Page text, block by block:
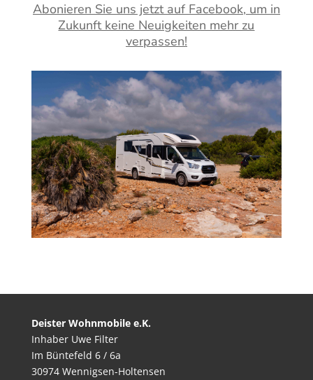
Abonieren Sie uns jetzt auf Facebook, um in
Zukunft keine Neuigkeiten mehr zu
verpassen!
Deister Wohnmobile e.K.
Inhaber Uwe Filter
Im Büntefeld 6 / 6a
30974 Wennigsen-Holtensen